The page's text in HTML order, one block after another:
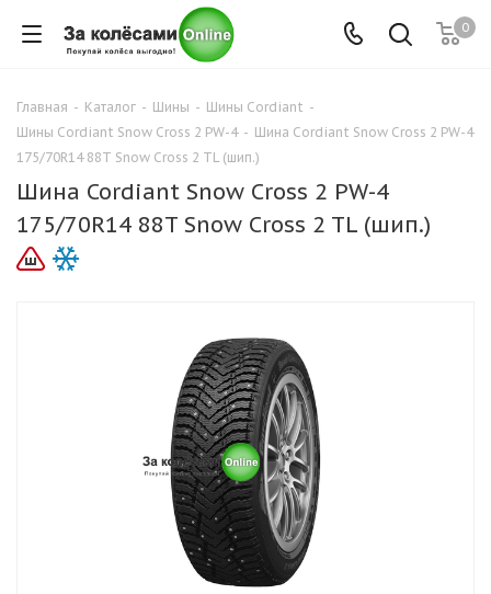
0
Главная - Каталог - Шины - Шины Cordiant -
Шины Cordiant Snow Cross 2 PW-4 - Шина Cordiant Snow Cross 2 PW-4
175/70R14 88T Snow Cross 2 TL (шип.)
Шина Cordiant Snow Cross 2 PW-4
175/70R14 88T Snow Cross 2 TL (шип.)